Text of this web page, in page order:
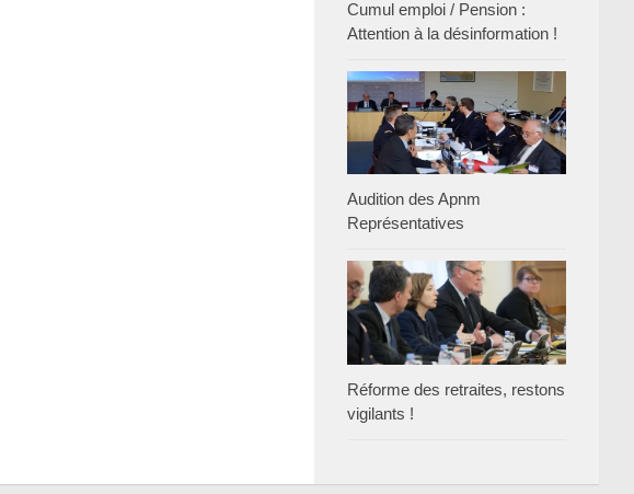
Cumul emploi / Pension :
Attention à la désinformation !
Audition des Apnm
Représentatives
Réforme des retraites, restons
vigilants !